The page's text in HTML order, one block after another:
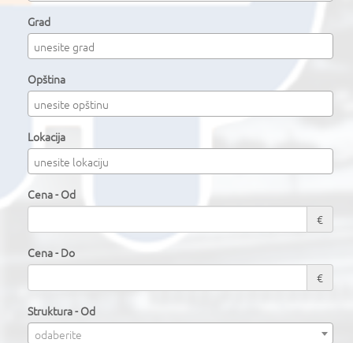
Grad
Opština
Lokacija
Cena - Od
€
Cena - Do
€
Struktura - Od
odaberite